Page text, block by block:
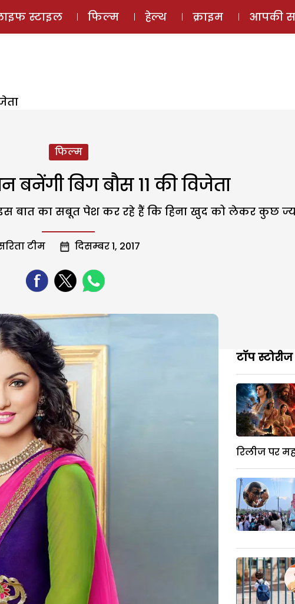
ई-मैगज़ीन ऑडियो स्टोरी लॉग इन
स्टाइल फिल्म हेल्थ क्राइम आपकी
फिल्म
बनेंगी बिग बौस 11 की विजेता
बात का सबूत पेश कर रहे हैं कि हिना खुद को लेकर कुछ
टीम दिसम्बर 1, 2017
टॉप स्टोरीज
रिलीज पर